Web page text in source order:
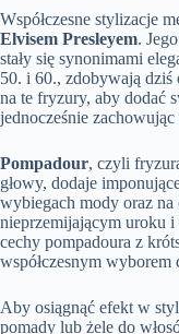
Współczesne stylizacje
Elvisem Presleyem.
stały się synonimami
50. i 60., zdobywają dziś
na te fryzury, aby dodać
jednocześnie
Pompadour, czyli
głowy, dodaje
wybiegach mody oraz
nieprzemijającym uroku
cechy pompadoura z
współczesnym wyborem
Aby osiągnąć efekt w
pomady lub żele do